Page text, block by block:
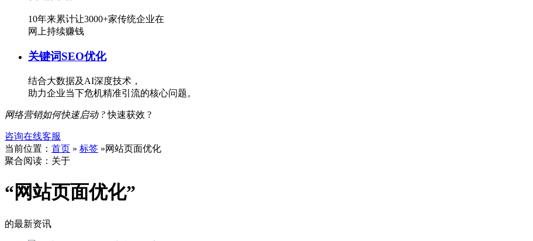
10年来累计让3000+家传统企业在
网上持续赚钱
关键词SEO优化
结合大数据及AI深度技术，
助力企业当下危机精准引流的核心问题。
网络营销如何快速启动 ?快速获效 ?
咨询在线客服
当前位置： 首页 » 标签 »网站页面优化
聚合阅读：关于
“网站页面优化”
的最新资讯